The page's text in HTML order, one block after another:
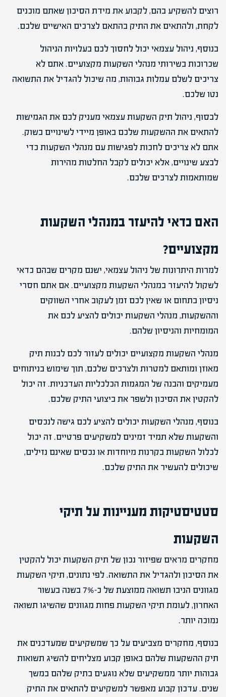
רוצים להשקיע בהם, לקבוע את מידת הסיכון שאתם מוכנים
לקחת, ולהתאים את התיק בהתאם לצרכים האישיים שלכם.
בנוסף, ניהול עצמאי יכול לחסוך לכם בעלויות הניהול
שכרוכות בשירותי מנהלי השקעות מקצועיים. אתם לא
צריכים לשלם עמלות גבוהות, מה שיכול להגדיל את התשואה
נטו שלכם.
לבסוף, ניהול תיק השקעות עצמאי מעניק לכם את הגמישות
להתאים את ההשקעות שלכם באופן מיידי לשינויים בשוק.
אתם לא צריכים לחכות לפגישות עם מנהלי השקעות כדי
לבצע שינויים, אלא יכולים לקבל החלטות מהירות
שמותאמות לצרכים שלכם.
האם כדאי להיעזר במנהלי השקעות
מקצועיים?
למרות היתרונות של ניהול עצמאי, ישנם מקרים שבהם כדאי
לשקול להיעזר במנהלי השקעות מקצועיים. אם אתם חסרי
ניסיון בתחום או שאין לכם זמן לעקוב אחרי השווקים
וההשקעות, מנהלי השקעות יכולים להציע לכם את
המומחיות והניסיון שלהם.
מנהלי השקעות מקצועיים יכולים לעזור לכם לבנות תיק
מאוזן ומותאם למטרות ולצרכים שלכם, תוך שימוש בניתוחים
מעמיקים והבנה של המגמות הכלכליות העדכניות. זה יכול
להקטין את הסיכון ולשפר את ביצועי התיק שלכם.
בנוסף, מנהלי השקעות יכולים להציע לכם גישה לנכסים
והשקעות שלא תמיד זמינים למשקיעים פרטיים. זה יכול
לכלול השקעות בקרנות מיוחדות או נכסים שאינם נזילים,
שיכולים להעשיר את התיק שלכם.
סטטיסטיקות מעניינות על תיקי
השקעות
מחקרים מראים שפיזור נכון של תיק השקעות יכול להקטין
את הסיכון ולהגדיל את התשואה. לפי נתונים, תיקי השקעות
מגוונים הניבו תשואה ממוצעת של כ-7% בשנה בעשור
האחרון, לעומת תיקי השקעות פחות מגוונים שהשיגו תשואה
נמוכה יותר.
בנוסף, מחקרים מצביעים על כך שמשקיעים שמעדכנים את
תיק ההשקעות שלהם באופן קבוע מצליחים להשיג תשואות
גבוהות יותר ממשקיעים שלא נוגעים בתיק שלהם במשך
שנים. עדכון קבוע מאפשר למשקיעים להתאים את התיק